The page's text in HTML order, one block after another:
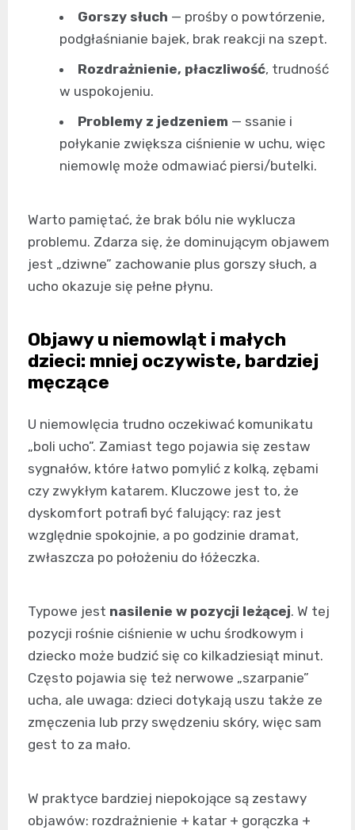
Gorszy słuch — prośby o powtórzenie,
podgłaśnianie bajek, brak reakcji na szept.
Rozdrażnienie, płaczliwość, trudność
w uspokojeniu.
Problemy z jedzeniem — ssanie i
połykanie zwiększa ciśnienie w uchu, więc
niemowlę może odmawiać piersi/butelki.
Warto pamiętać, że brak bólu nie wyklucza
problemu. Zdarza się, że dominującym objawem
jest „dziwne” zachowanie plus gorszy słuch, a
ucho okazuje się pełne płynu.
Objawy u niemowląt i małych
dzieci: mniej oczywiste, bardziej
męczące
U niemowlęcia trudno oczekiwać komunikatu
„boli ucho”. Zamiast tego pojawia się zestaw
sygnałów, które łatwo pomylić z kolką, zębami
czy zwykłym katarem. Kluczowe jest to, że
dyskomfort potrafi być falujący: raz jest
względnie spokojnie, a po godzinie dramat,
zwłaszcza po położeniu do łóżeczka.
Typowe jest nasilenie w pozycji leżącej. W tej
pozycji rośnie ciśnienie w uchu środkowym i
dziecko może budzić się co kilkadziesiąt minut.
Często pojawia się też nerwowe „szarpanie”
ucha, ale uwaga: dzieci dotykają uszu także ze
zmęczenia lub przy swędzeniu skóry, więc sam
gest to za mało.
W praktyce bardziej niepokojące są zestawy
objawów: rozdrażnienie + katar + gorączka +